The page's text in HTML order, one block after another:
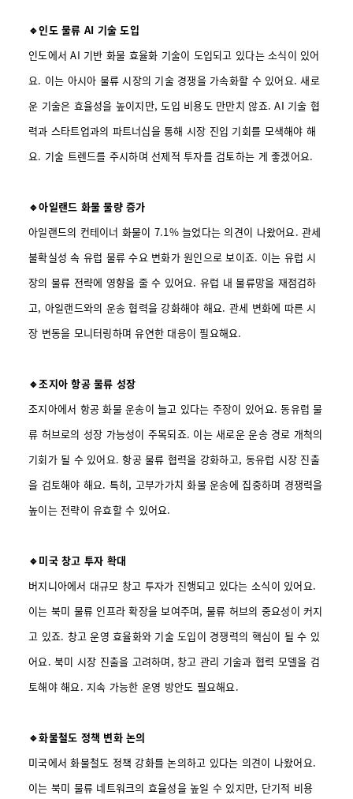
🔹인도 물류 AI 기술 도입
인도에서 AI 기반 화물 효율화 기술이 도입되고 있다는 소식이 있어
요. 이는 아시아 물류 시장의 기술 경쟁을 가속화할 수 있어요. 새로
운 기술은 효율성을 높이지만, 도입 비용도 만만치 않죠. AI 기술 협
력과 스타트업과의 파트너십을 통해 시장 진입 기회를 모색해야 해
요. 기술 트렌드를 주시하며 선제적 투자를 검토하는 게 좋겠어요.
🔹아일랜드 화물 물량 증가
아일랜드의 컨테이너 화물이 7.1% 늘었다는 의견이 나왔어요. 관세
불확실성 속 유럽 물류 수요 변화가 원인으로 보이죠. 이는 유럽 시
장의 물류 전략에 영향을 줄 수 있어요. 유럽 내 물류망을 재점검하
고, 아일랜드와의 운송 협력을 강화해야 해요. 관세 변화에 따른 시
장 변동을 모니터링하며 유연한 대응이 필요해요.
🔹조지아 항공 물류 성장
조지아에서 항공 화물 운송이 늘고 있다는 주장이 있어요. 동유럽 물
류 허브로의 성장 가능성이 주목되죠. 이는 새로운 운송 경로 개척의
기회가 될 수 있어요. 항공 물류 협력을 강화하고, 동유럽 시장 진출
을 검토해야 해요. 특히, 고부가가치 화물 운송에 집중하며 경쟁력을
높이는 전략이 유효할 수 있어요.
🔹미국 창고 투자 확대
버지니아에서 대규모 창고 투자가 진행되고 있다는 소식이 있어요.
이는 북미 물류 인프라 확장을 보여주며, 물류 허브의 중요성이 커지
고 있죠. 창고 운영 효율화와 기술 도입이 경쟁력의 핵심이 될 수 있
어요. 북미 시장 진출을 고려하며, 창고 관리 기술과 협력 모델을 검
토해야 해요. 지속 가능한 운영 방안도 필요해요.
🔹화물철도 정책 변화 논의
미국에서 화물철도 정책 강화를 논의하고 있다는 의견이 나왔어요.
이는 북미 물류 네트워크의 효율성을 높일 수 있지만, 단기적 비용